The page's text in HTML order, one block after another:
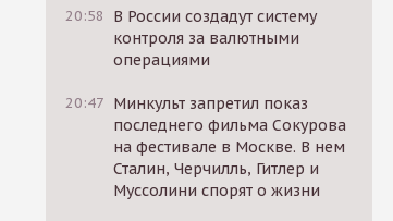
20:58
В России создадут систему
контроля за валютными
операциями
20:47 Минкульт запретил показ
последнего фильма Сокурова
на фестивале в Москве. В нем
Сталин, Черчилль, Гитлер и
Муссолини спорят о жизни